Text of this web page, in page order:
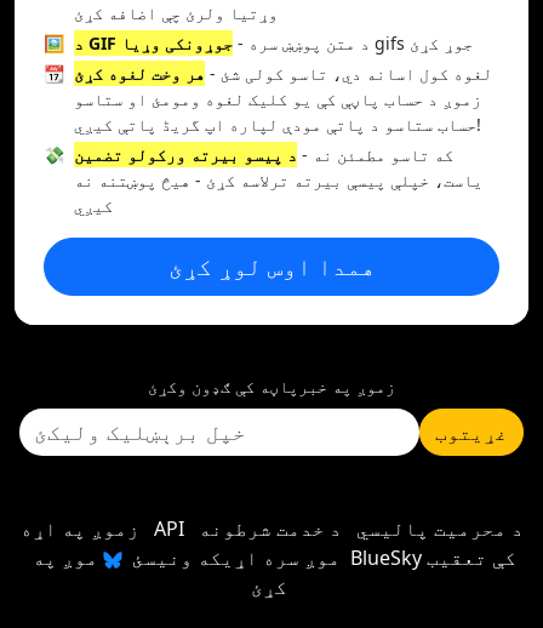
وړتیا ولرئ چې اضافه کړئ
🖼️
د GIF جوړونکی وړیا
- د متن پوښښ سره gifs جوړ کړئ
📆 هر وخت لغوه کړئ - لغوه کول اسانه دي، تاسو کولی شئ
زموږ د حساب پاڼې کې یو کلیک لغوه ومومئ او ستاسو
حساب ستاسو د پاتې مودې لپاره اپ گریڈ پاتې کیږي!
💸 د پیسو بیرته ورکولو تضمین - که تاسو مطمئن نه
یاست، خپلې پیسې بیرته ترلاسه کړئ - هیڅ پوښتنه نه
کیږي
همدا اوس لوړ کړئ
زموږ په خبرپاڼه کې ګډون وکړئ
غړیتوب
زموږ په اړه API د محرمیت پالیسي
د خدمت شرطونه
موږ سره اړیکه ونیسئ
موږ په BlueSky کې تعقیب
کړئ